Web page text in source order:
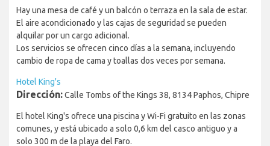
Hay una mesa de café y un balcón o terraza en la sala de estar.
El aire acondicionado y las cajas de seguridad se pueden
alquilar por un cargo adicional.
Los servicios se ofrecen cinco días a la semana, incluyendo
cambio de ropa de cama y toallas dos veces por semana.
Hotel King's
Dirección:Calle Tombs of the Kings 38, 8134 Paphos, Chipre
El hotel King's ofrece una piscina y Wi-Fi gratuito en las zonas
comunes, y está ubicado a solo 0,6 km del casco antiguo y a
solo 300 m de la playa del Faro.